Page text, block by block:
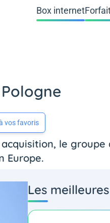
Box internet
vos favoris
le groupe
Europe.
Les